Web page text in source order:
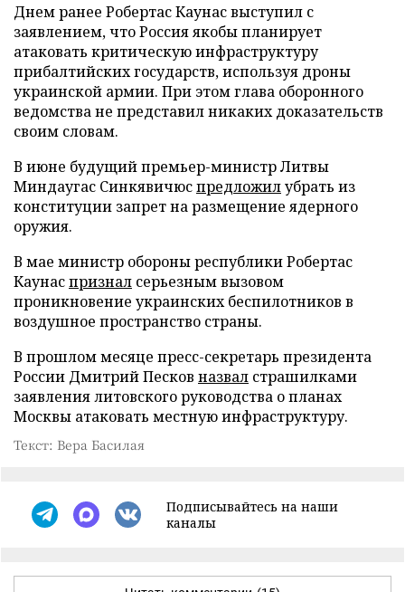
Днем ранее Робертас Каунас выступил с
заявлением, что Россия якобы планирует
атаковать критическую инфраструктуру
прибалтийских государств, используя дроны
украинской армии. При этом глава оборонного
ведомства не представил никаких доказательств
своим словам.
В июне будущий премьер-министр Литвы
Миндаугас Синкявичюспредложилубрать из
конституции запрет на размещение ядерного
оружия.
В мае министр обороны республики Робертас
Каунаспризнал серьезным вызовом
проникновение украинских беспилотников в
воздушное пространство страны.
В прошлом месяце пресс-секретарь президента
России Дмитрий Песков назвал страшилками
заявления литовского руководства о планах
Москвы атаковать местную инфраструктуру.
Текст: Вера Басилая
Подписывайтесь на наши
каналы